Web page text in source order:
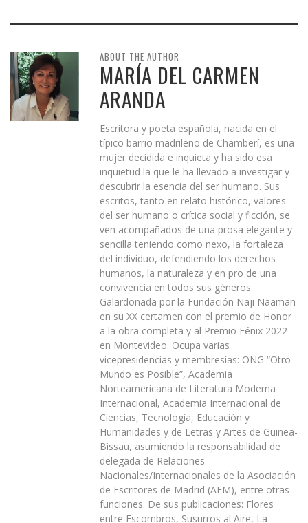
ABOUT THE AUTHOR
MARÍA DEL CARMEN
ARANDA
Escritora y poeta española, nacida en el
típico barrio madrileño de Chamberí, es una
mujer decidida e inquieta y ha sido esa
inquietud la que le ha llevado a investigar y
descubrir la esencia del ser humano. Sus
escritos, tanto en relato histórico, valores
del ser humano o crítica social y ficción, se
ven acompañados de una prosa elegante y
sencilla teniendo como nexo, la fortaleza
del individuo, defendiendo los derechos
humanos, la naturaleza y en pro de una
convivencia en todos sus géneros.
Galardonada por la Fundación Naji Naaman
en su XX certamen con el premio de Honor
a la obra completa y al Premio Fénix 2022
en Montevideo. Ocupa varias
vicepresidencias y membresías: ONG “Otro
Mundo es Posible”, Academia
Norteamericana de Literatura Moderna
Internacional, Academia Internacional de
Ciencias, Tecnología, Educación y
Humanidades y de Letras y Artes de Guinea-
Bissau, asumiendo la responsabilidad de
delegada de Relaciones
Nacionales/Internacionales de la Asociación
de Escritores de Madrid (AEM), entre otras
funciones. De sus publicaciones: Flores
entre Escombros, Susurros al Aire, La